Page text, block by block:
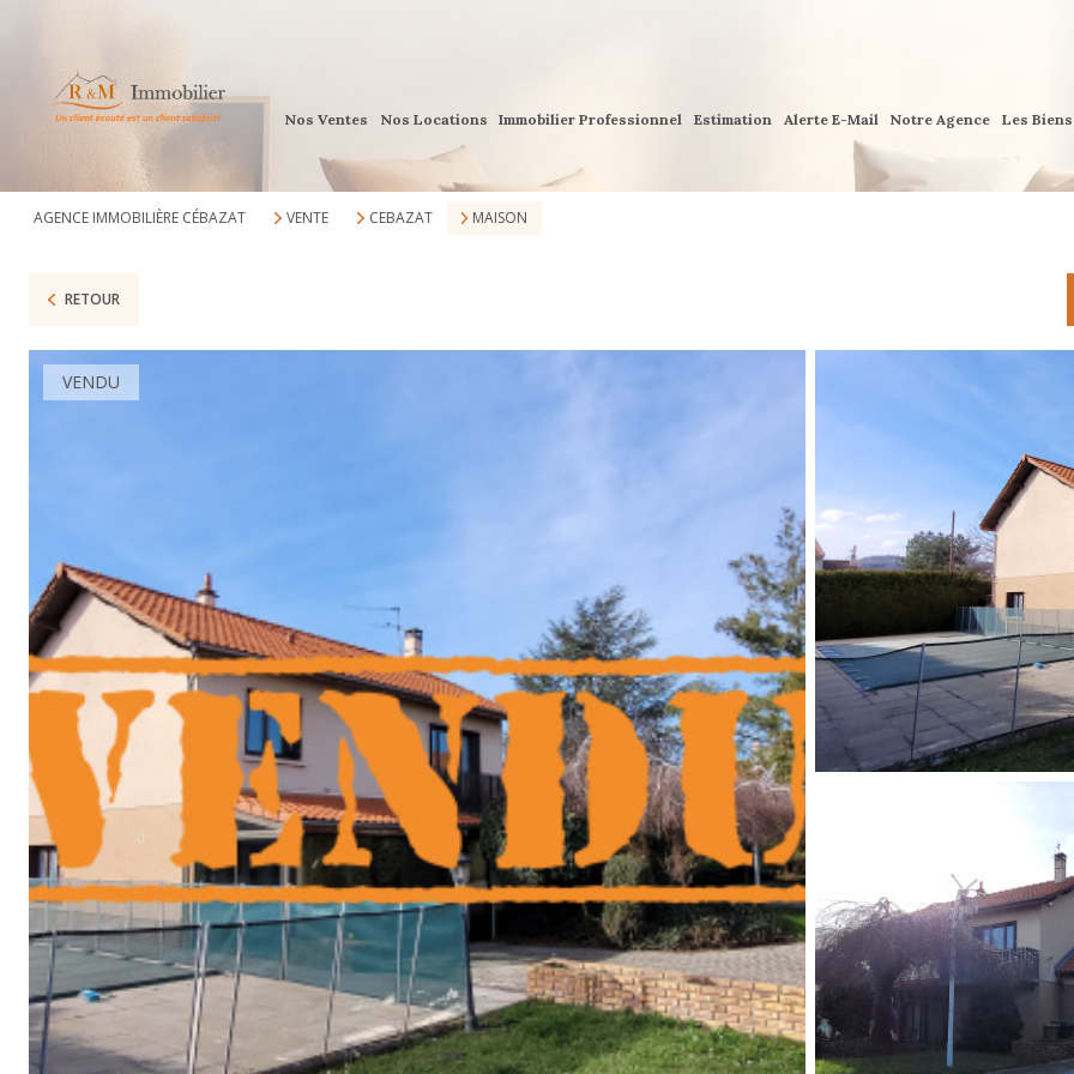
Nos Ventes Nos Locations Immobilier Professionnel Estimation Alerte E-Mail Notre Agence Les
AGENCE IMMOBILIÈRE CÉBAZAT VENTE CEBAZAT MAISON
RETOUR
VENDU